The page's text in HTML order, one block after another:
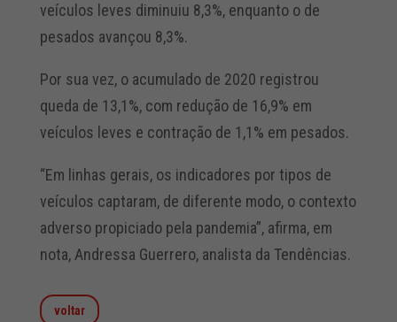
veículos leves diminuiu 8,3%, enquanto o de
pesados avançou 8,3%.
Por sua vez, o acumulado de 2020 registrou
queda de 13,1%, com redução de 16,9% em
veículos leves e contração de 1,1% em pesados.
“Em linhas gerais, os indicadores por tipos de
veículos captaram, de diferente modo, o contexto
adverso propiciado pela pandemia”, afirma, em
nota, Andressa Guerrero, analista da Tendências.
voltar